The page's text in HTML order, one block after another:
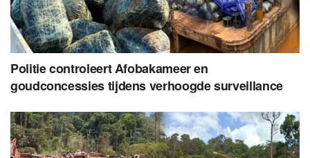
Politie controleert Afobakameer en
goudconcessies tijdens verhoogde surveillance